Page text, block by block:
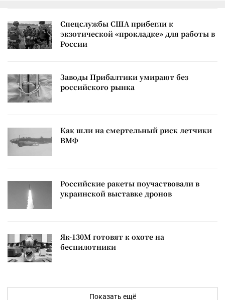
Спецслужбы США прибегли к
экзотической «прокладке» для работы в
России
Заводы Прибалтики умирают без
российского рынка
Как шли на смертельный риск летчики
ВМФ
Российские ракеты поучаствовали в
украинской выставке дронов
Як-130М готовят к охоте на
беспилотники
Показать ещё